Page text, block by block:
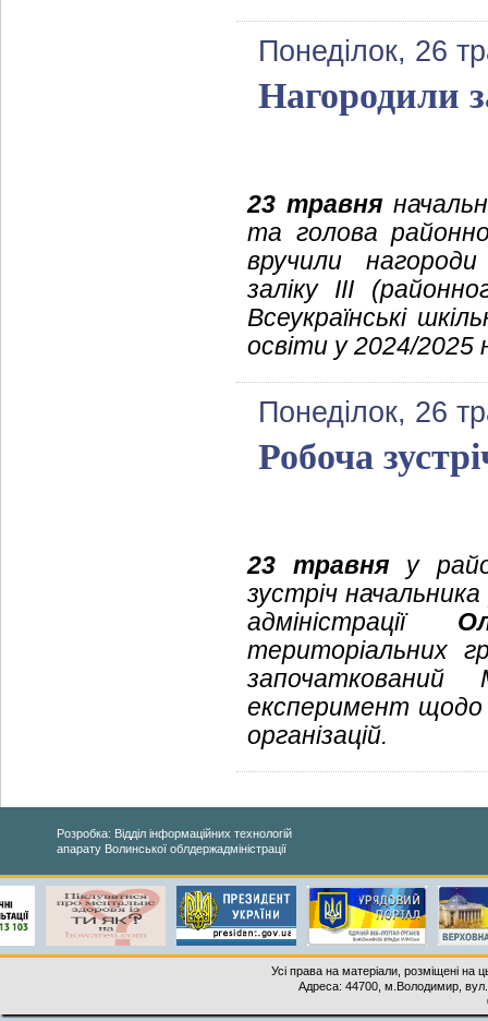
Понеділок, 26
Нагородили
23 травня
та голова
вручили нагороди
заліку ІІІ
Всеукраїнські
освіти у 2024/2025
Понеділок, 26
Робоча
23 травня у
зустріч
адміністрації
територіальних
експеримент щодо
організацій.
Розробка: Відділ інформаційних технологій
апарату Волинської облдержадміністрації
Усі права на матеріали, розміщені на
Адреса: 44700, м.Володимир,